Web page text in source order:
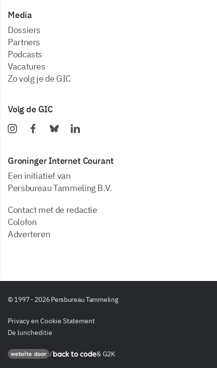
Media
dossiers
partners
podcasts
vacatures
zo volg je de GIC
Volg de GIC
Groninger Internet Courant
Een initiatief van
Persbureau Tammeling B.V.
Contact met de redactie
Colofon
Adverteren
© 1997 - 2026 Persbureau Tammeling
Privacy en Cookie Statement
De luncheditie
website doorBack to code & G2K